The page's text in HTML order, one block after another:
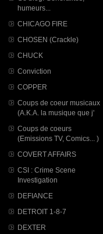
humeurs...
CHICAGO FIRE
CHOSEN (Crackle)
CHUCK
Conviction
COPPER
Coups de coeur musicaux
(A.K.A. la musique que j'
Coups de coeurs
(Emissions TV, Comics... )
COVERT AFFAIRS
CSI : Crime Scene
Investigation
DEFIANCE
DETROIT 1-8-7
DEXTER